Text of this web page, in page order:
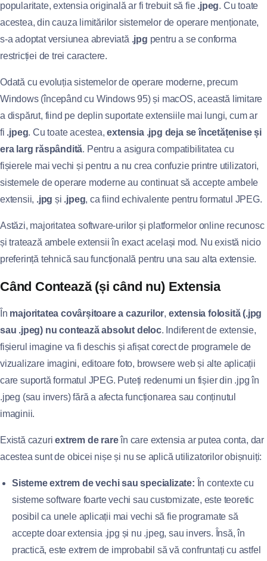
popularitate, extensia originală ar fi trebuit să fie .jpeg. Cu toate
acestea, din cauza limitărilor sistemelor de operare menționate,
s-a adoptat versiunea abreviată .jpg pentru a se conforma
restricției de trei caractere.
Odată cu evoluția sistemelor de operare moderne, precum
Windows (începând cu Windows 95) și macOS, această limitare
a dispărut, fiind pe deplin suportate extensiile mai lungi, cum ar
fi .jpeg. Cu toate acestea,extensia .jpg deja se încetățenise și
era larg răspândită. Pentru a asigura compatibilitatea cu
fișierele mai vechi și pentru a nu crea confuzie printre utilizatori,
sistemele de operare moderne au continuat să accepte ambele
extensii, .jpg și .jpeg, ca fiind echivalente pentru formatul JPEG.
Astăzi, majoritatea software-urilor și platformelor online recunosc
și tratează ambele extensii în exact același mod. Nu există nicio
preferință tehnică sau funcțională pentru una sau alta extensie.
Când Contează (și când nu) Extensia
În majoritatea covârșitoare a cazurilor, extensia folosită (.jpg
sau .jpeg) nu contează absolut deloc. Indiferent de extensie,
fișierul imagine va fi deschis și afișat corect de programele de
vizualizare imagini, editoare foto, browsere web și alte aplicații
care suportă formatul JPEG. Puteți redenumi un fișier din .jpg în
.jpeg (sau invers) fără a afecta funcționarea sau conținutul
imaginii.
Există cazuriextrem de rareîn care extensia ar putea conta, dar
acestea sunt de obicei nișe și nu se aplică utilizatorilor obișnuiți:
Sisteme extrem de vechi sau specializate: În contexte cu
sisteme software foarte vechi sau customizate, este teoretic
posibil ca unele aplicații mai vechi să fie programate să
accepte doar extensia .jpg și nu .jpeg, sau invers. Însă, în
practică, este extrem de improbabil să vă confruntați cu astfel